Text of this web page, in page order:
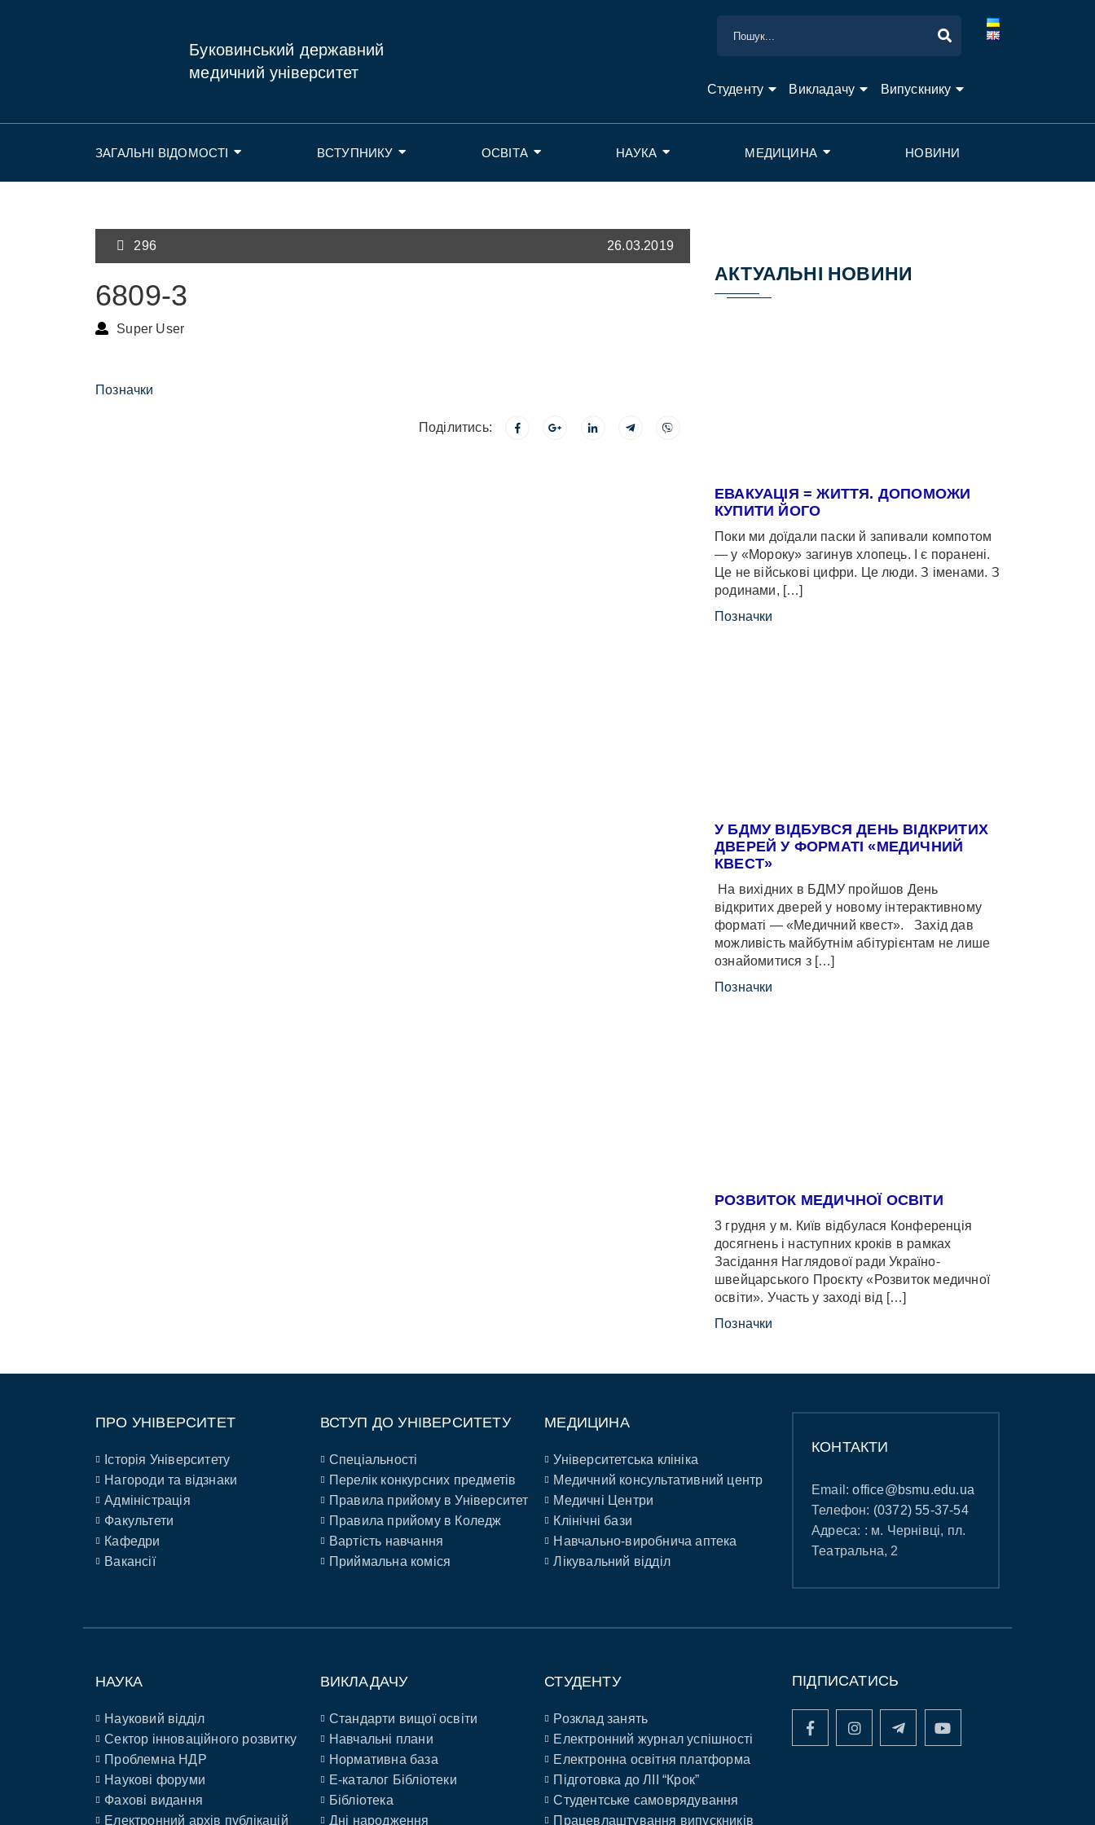
Буковинський державний
медичний університет
Студенту Викладачу Випускнику
ЗАГАЛЬНІ ВІДОМОСТІ ВСТУПНИКУ ОСВІТА НАУКА МЕДИЦИНА НОВИНИ
296 26.03.2019
6809-3
Super User
Позначки
Поділитись:
АКТУАЛЬНІ НОВИНИ
ЕВАКУАЦІЯ = ЖИТТЯ. ДОПОМОЖИ
КУПИТИ ЙОГО
Поки ми доїдали паски й запивали компотом
— у «Мороку» загинув хлопець. І є поранені.
Це не військові цифри. Це люди. З іменами. З
родинами, […]
Позначки
У БДМУ ВІДБУВСЯ ДЕНЬ ВІДКРИТИХ
ДВЕРЕЙ У ФОРМАТІ «МЕДИЧНИЙ
КВЕСТ»
На вихідних в БДМУ пройшов День
відкритих дверей у новому інтерактивному
форматі — «Медичний квест». Захід дав
можливість майбутнім абітурієнтам не лише
ознайомитися з […]
Позначки
РОЗВИТОК МЕДИЧНОЇ ОСВІТИ
3 грудня у м. Київ відбулася Конференція
досягнень і наступних кроків в рамках
Засідання Наглядової ради Україно-
швейцарського Проєкту «Розвиток медичної
освіти». Участь у заході від […]
Позначки
ПРО УНІВЕРСИТЕТ
Історія Університету
Нагороди та відзнаки
Адміністрація
Факультети
Кафедри
Вакансії
ВСТУП ДО УНІВЕРСИТЕТУ
Спеціальності
Перелік конкурсних предметів
Правила прийому в Університет
Правила прийому в Коледж
Вартість навчання
Приймальна коміся
МЕДИЦИНА
Університетська клініка
Медичний консультативний центр
Медичні Центри
Клінічні бази
Навчально-виробнича аптека
Лікувальний відділ
КОНТАКТИ
Email:office@bsmu.edu.ua
Телефон: (0372) 55-37-54
Адреса: : м. Чернівці, пл.
Театральна, 2
НАУКА
Науковий відділ
Сектор інноваційного розвитку
Проблемна НДР
Наукові форуми
Фахові видання
Електронний архів публікацій
ВИКЛАДАЧУ
Стандарти вищої освіти
Навчальні плани
Нормативна база
E-каталог Бібліотеки
Бібліотека
Дні народження
СТУДЕНТУ
Розклад занять
Електронний журнал успішності
Електронна освітня платформа
Підготовка до ЛІІ “Крок”
Студентське самоврядування
Працевлаштування випускників
ПІДПИСАТИСЬ